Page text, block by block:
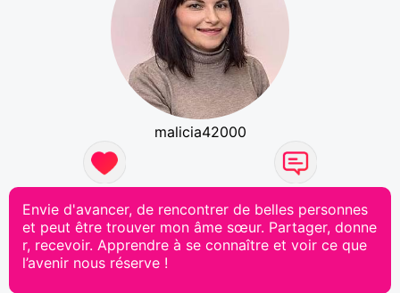
malicia42000
Envie d'avancer, de rencontrer de belles personnes
et peut être trouver mon âme sœur. Partager, donne
r, recevoir. Apprendre à se connaître et voir ce que
l’avenir nous réserve !